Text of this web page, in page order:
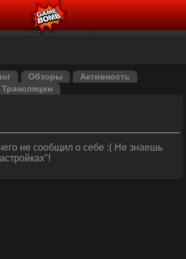
Обзоры
Активность
Трансляции
не сообщил о себе :( Не знаешь